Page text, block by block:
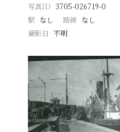
写真ID 3705-026719-0
駅 なし 路線 なし
撮影日
不明